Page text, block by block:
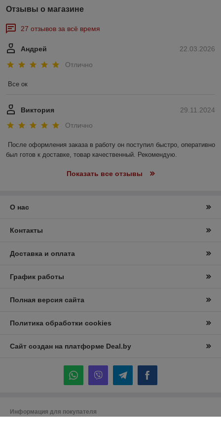
Отзывы о магазине
27 отзывов за всё время
22.03.2026
Андрей
Отлично
Все ок
29.11.2024
Виктория
Отлично
После оформления заказа в работу он поступил быстро, оперативно
был готов к доставке, товар качественный. Рекомендую.
Показать все отзывы
О нас
Контакты
Доставка и оплата
График работы
Полная версия сайта
Политика обработки cookies
Сайт создан на платформе Deal.by
Информация для покупателя